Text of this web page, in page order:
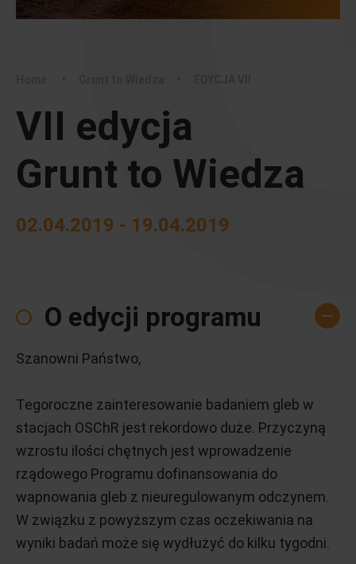
VII edycja
Grunt to Wiedza
02.04.2019 - 19.04.2019
O edycji programu
Szanowni Państwo,
Tegoroczne zainteresowanie badaniem gleb w
stacjach OSChR jest rekordowo duże. Przyczyną
wzrostu ilości chętnych jest wprowadzenie
rządowego Programu dofinansowania do
wapnowania gleb z nieuregulowanym odczynem.
W związku z powyższym czas oczekiwania na
wyniki badań może się wydłużyć do kilku tygodni.